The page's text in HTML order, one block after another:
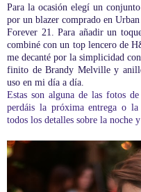
Para la ocasión elegí un
por un blazer comprado en
Forever 21. Para añadir un
combiné con un top lencero de
me decanté por la simplicidad
finito de Brandy Melville y
uso en mi día a día.
Estas son alguna de las fotos
perdáis la próxima entrega o
todos los detalles sobre la noche